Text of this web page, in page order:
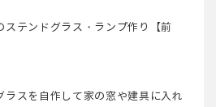
ステンドグラス・ランプ作り【前
ラスを自作して家の窓や建具に入れ